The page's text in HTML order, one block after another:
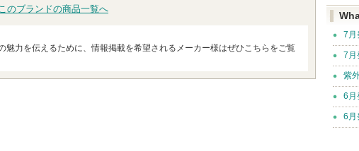
のブランドの商品一覧へ
魅力を伝えるために、情報掲載を希望されるメーカー様はぜひこちらをご覧
7月
7月
紫
6月
6月